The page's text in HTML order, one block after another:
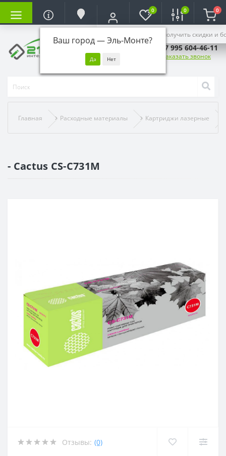
Ваш город —Эль-Монте?
Войдите, чтобы получить скидки и
0 0 0
+7 995 604-46-11
Заказать звонок
Главная Расходные материалы Картриджи лазерные
- Cactus CS-C731M
Отзывы: (0)